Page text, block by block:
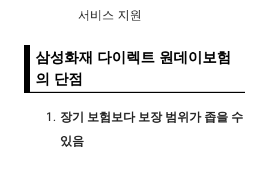
서비스 지원
삼성화재 다이렉트 원데이보험
의 단점
장기 보험보다 보장 범위가 좁을 수
있음